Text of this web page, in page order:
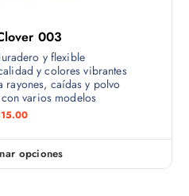
003
y flexible
y colores vibrantes
rayones, caídas y polvo
varios modelos
15.00
opciones
E